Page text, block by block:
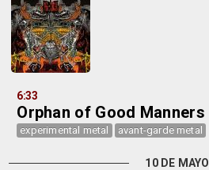
6:33
Orphan of Good Manners
experimental metal avant-garde metal
10 DE MAYO